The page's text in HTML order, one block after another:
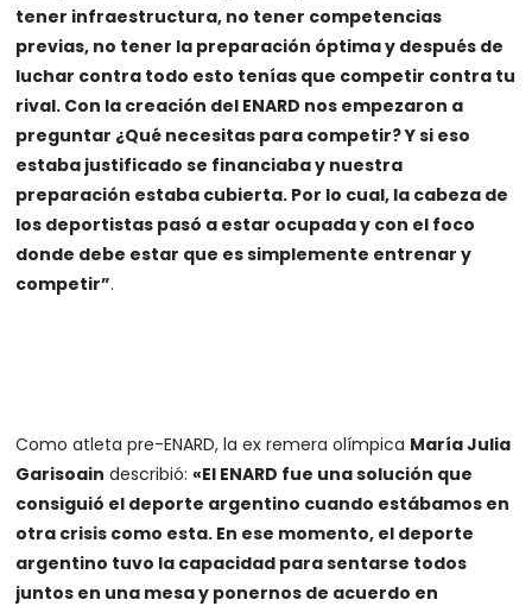
tener infraestructura, no tener competencias
previas, no tener la preparación óptima y después de
luchar contra todo esto tenías que competir contra tu
rival. Con la creación del ENARD nos empezaron a
preguntar ¿Qué necesitas para competir? Y si eso
estaba justificado se financiaba y nuestra
preparación estaba cubierta. Por lo cual, la cabeza de
los deportistas pasó a estar ocupada y con el foco
donde debe estar que es simplemente entrenar y
competir”.
Como atleta pre-ENARD, la ex remera olímpica María Julia
Garisoain describió:«El ENARD fue una solución que
consiguió el deporte argentino cuando estábamos en
otra crisis como esta. En ese momento, el deporte
argentino tuvo la capacidad para sentarse todos
juntos en una mesa y ponernos de acuerdo en